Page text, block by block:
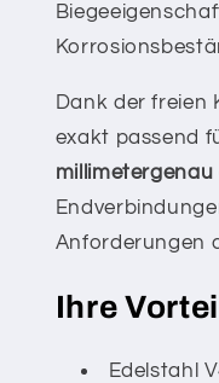
Dank der freien
exakt passend
millimetergenau
Anforderungen
Ihre
Edelstahl